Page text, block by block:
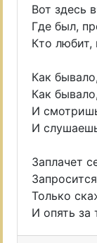
Вот здесь
Где был,
Кто любит,
Как
Как
И
И
Заплачет
Только
И опять за